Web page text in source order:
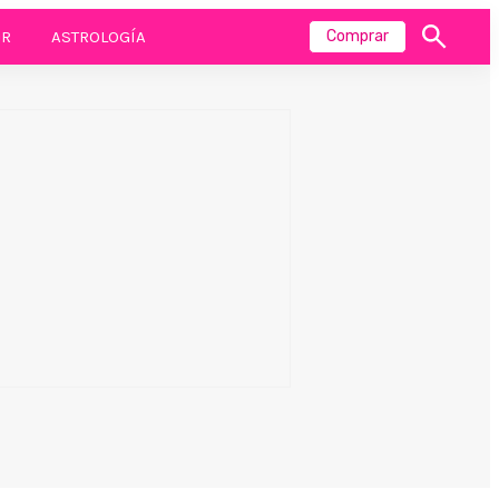
ASTROLOGÍA Comprar
Mostrar